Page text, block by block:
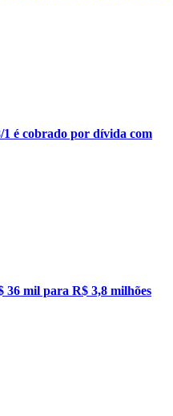
é cobrado por dívida com
36 mil para R$ 3,8 milhões